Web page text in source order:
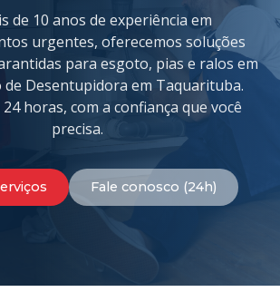
de 10 anos de experiência em
urgentes, oferecemos soluções
para esgoto, pias e ralos em
Desentupidora em Taquarituba.
horas, com a confiança que você
precisa.
Fale conosco (24h)